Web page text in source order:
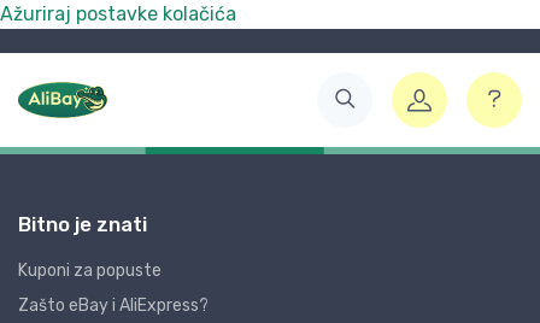
Ažuriraj postavke kolačića
Bitno je znati
Kuponi za popuste
Zašto eBay i AliExpress?